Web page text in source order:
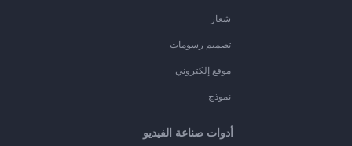
شعار
تصميم رسومات
موقع إلكتروني
نموذج
أدوات صناعة الفيديو